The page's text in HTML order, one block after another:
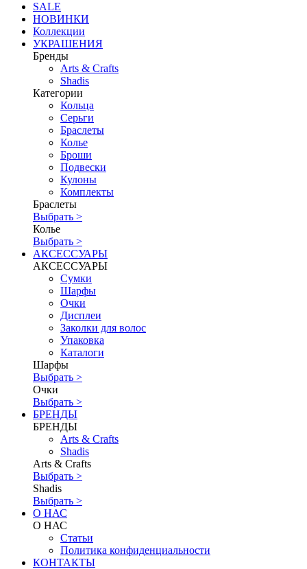
SALE
НОВИНКИ
Коллекции
УКРАШЕНИЯ
Бренды
Аrts & Сrafts
Shadis
Категории
Кольца
Серьги
Браслеты
Колье
Броши
Подвески
Кулоны
Комплекты
Браслеты
Выбрать >
Колье
Выбрать >
АКСЕССУАРЫ
АКСЕССУАРЫ
Сумки
Шарфы
Очки
Дисплеи
Заколки для волос
Упаковка
Каталоги
Шарфы
Выбрать >
Очки
Выбрать >
БРЕНДЫ
БРЕНДЫ
Аrts & Сrafts
Shadis
Аrts & Сrafts
Выбрать >
Shadis
Выбрать >
О НАС
О НАС
Статьи
Политика конфиденциальности
КОНТАКТЫ